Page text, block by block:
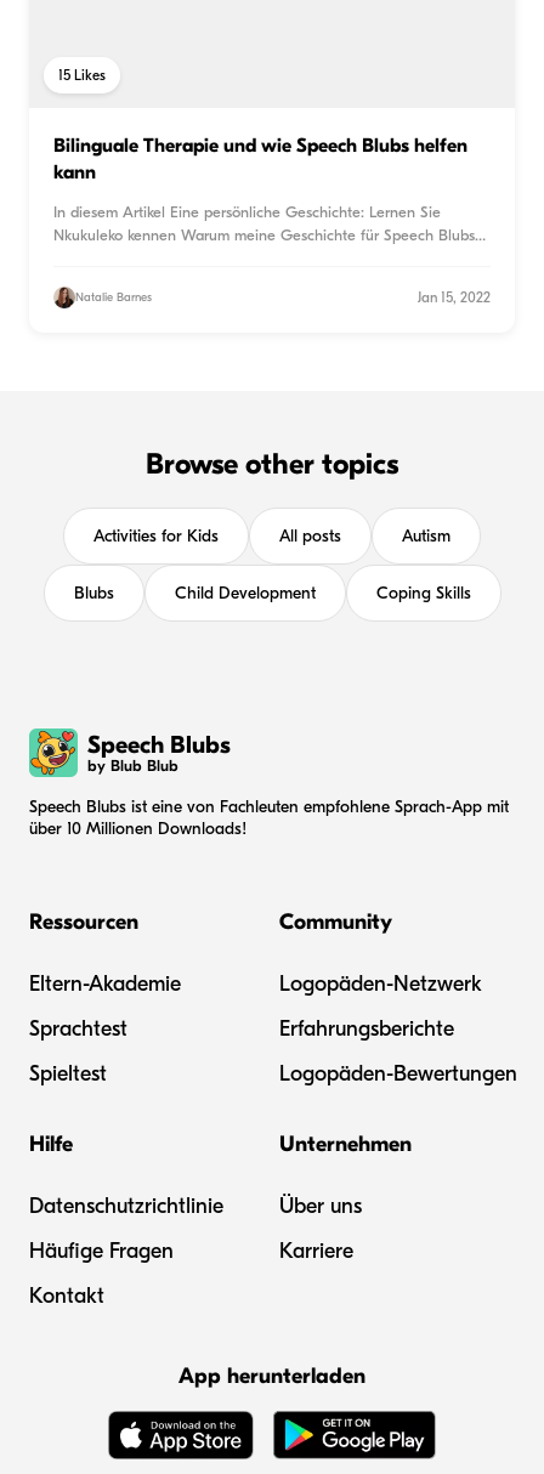
15 Likes
Bilinguale Therapie und wie Speech Blubs helfen
kann
In diesem Artikel Eine persönliche Geschichte: Lernen Sie
Nkukuleko kennen Warum meine Geschichte für Speech Blubs
Natalie Barnes Jan 15, 2022
Browse other topics
Activities for Kids All posts Autism
Blubs Child Development Coping Skills
Speech Blubs
by Blub Blub
Speech Blubs ist eine von Fachleuten empfohlene Sprach-App mit
über 10 Millionen Downloads!
Ressourcen
Eltern-Akademie
Sprachtest
Spieltest
Community
Logopäden-Netzwerk
Erfahrungsberichte
Logopäden-Bewertungen
Hilfe
Datenschutzrichtlinie
Häufige Fragen
Kontakt
Unternehmen
Über uns
Karriere
App herunterladen